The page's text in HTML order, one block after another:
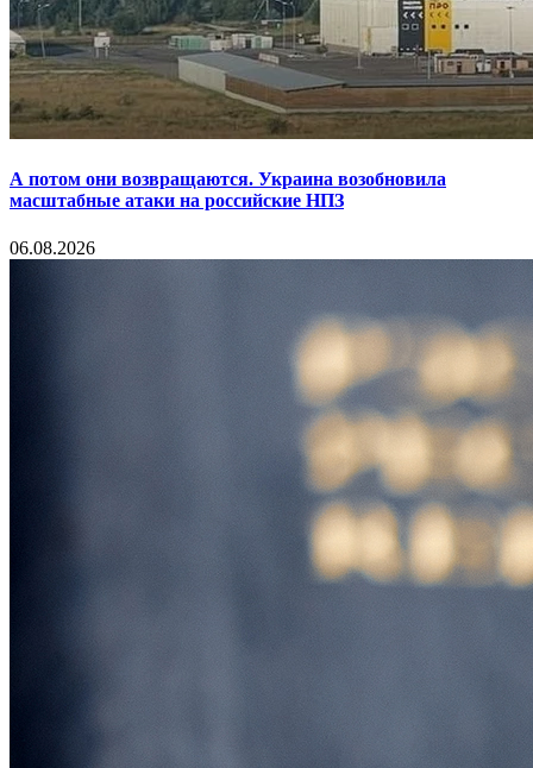
А потом они возвращаются. Украина возобновила
масштабные атаки на российские НПЗ
06.08.2026